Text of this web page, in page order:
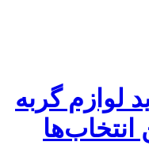
لوازم گربه
انتخاب‌ها